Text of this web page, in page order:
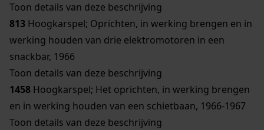
Toon details van deze beschrijving
813 Hoogkarspel; Oprichten, in werking brengen en in
werking houden van drie elektromotoren in een
snackbar, 1966
Toon details van deze beschrijving
1458 Hoogkarspel; Het oprichten, in werking brengen
en in werking houden van een schietbaan, 1966-1967
Toon details van deze beschrijving